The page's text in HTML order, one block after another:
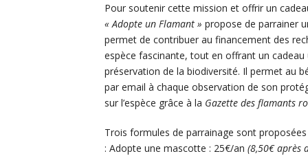
Pour soutenir cette mission et offrir un
« Adopte un Flamant » propose de parrainer
permet de contribuer au financement des
espèce fascinante, tout en offrant un cadeau
préservation de la biodiversité. Il permet au
par email à chaque observation de son
sur l’espèce grâce à la Gazette des flamants
Trois formules de parrainage sont
: Adopte une mascotte : 25€/an (8,50€ après